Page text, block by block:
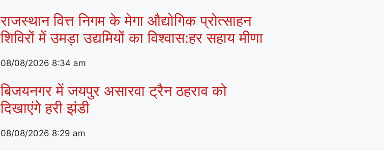
राजस्थान वित्त निगम के मेगा औद्योगिक प्रोत्साहन
शिविरों में उमड़ा उद्यमियों का विश्वास:हर सहाय मीणा
08/08/2026 8:34 am
बिजयनगर में जयपुर असारवा ट्रैन ठहराव को
दिखाएंगे हरी झंडी
08/08/2026 8:29 am